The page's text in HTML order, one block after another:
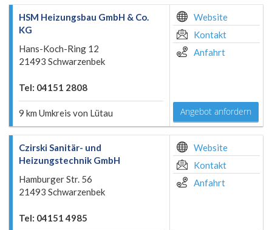
HSM Heizungsbau GmbH & Co.
KG
Hans-Koch-Ring 12
21493 Schwarzenbek
Tel: 04151 2808
9 km Umkreis von Lütau
Website
Kontakt
Anfahrt
Angebot anfordern
Czirski Sanitär- und
Heizungstechnik GmbH
Hamburger Str. 56
21493 Schwarzenbek
Tel: 04151 4985
Website
Kontakt
Anfahrt